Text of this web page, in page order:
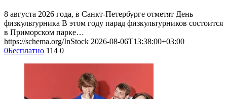
8 августа 2026 года, в Санкт-Петербурге отметят День
физкультурника В этом году парад физкультурников состоится
в Приморском парке…
https://schema.org/InStock 2026-08-06T13:38:00+03:00
0Бесплатно 114 0